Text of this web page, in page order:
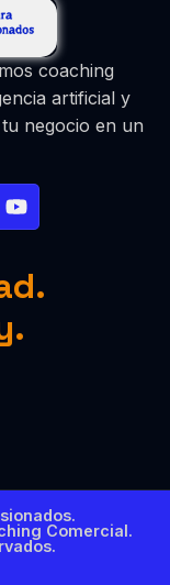
coaching
artificial y
negocio en un
Comercial.